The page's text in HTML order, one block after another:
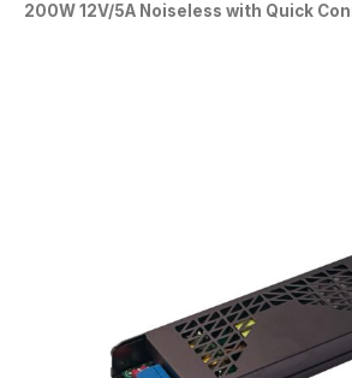
200W 12V/5A Noiseless with Quick